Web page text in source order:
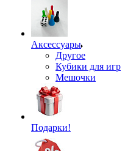
Аксессуары
Другое
Кубики для игр
Мешочки
Подарки!